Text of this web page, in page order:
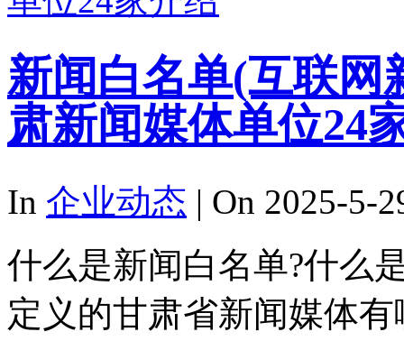
新闻白名单(互联网
肃新闻媒体单位24
In 企业动态 | On 2025-5-
什么是新闻白名单?什么
定义的甘肃省新闻媒体